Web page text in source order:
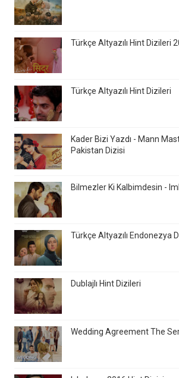
Türkçe Altyazılı Hint Dizileri
Türkçe Altyazılı Hint Dizileri
Kader Bizi Yazdı - Mann
Pakistan Dizisi
Bilmezler Ki Kalbimdesin -
Türkçe Altyazılı Endonezya
Dublajlı Hint Dizileri
Wedding Agreement The